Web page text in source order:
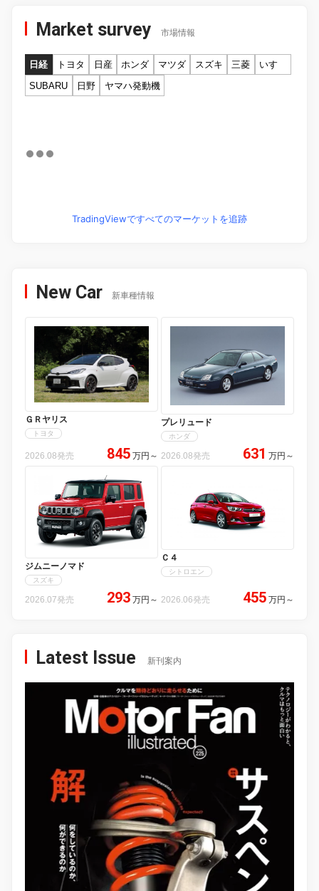
Market survey 市場情報
日経 トヨタ 日産 ホンダ マツダ スズキ 三菱
いすゞ
SUBARU
日野 ヤマハ発動機
TradingViewですべてのマーケットを追跡
New Car 新車種情報
ＧＲヤリス
トヨタ
2026.08発売 845 万円 ～
プレリュード
ホンダ
2026.08発売 631 万円 ～
ジムニーノマド
スズキ
2026.07発売 293 万円 ～
Ｃ４
シトロエン
2026.06発売 455 万円 ～
Latest Issue 新刊案内